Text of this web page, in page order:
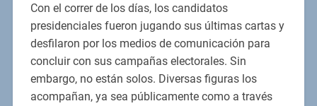
Con el correr de los días, los candidatos
presidenciales fueron jugando sus últimas cartas y
desfilaron por los medios de comunicación para
concluir con sus campañas electorales. Sin
embargo, no están solos. Diversas figuras los
acompañan, ya sea públicamente como a través